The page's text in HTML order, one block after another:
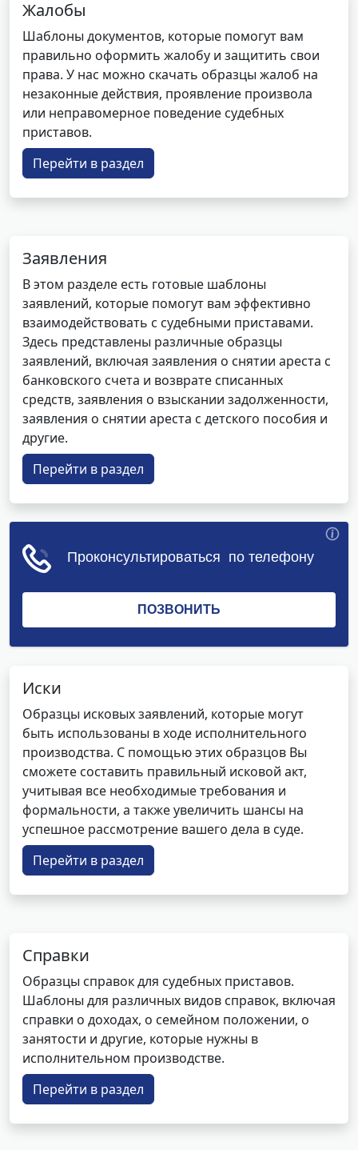
Жалобы
Шаблоны документов, которые помогут вам
правильно оформить жалобу и защитить свои
права. У нас можно скачать образцы жалоб на
незаконные действия, проявление произвола
или неправомерное поведение судебных
приставов.
Перейти в раздел
Заявления
В этом разделе есть готовые шаблоны
заявлений, которые помогут вам эффективно
взаимодействовать с судебными приставами.
Здесь представлены различные образцы
заявлений, включая заявления о снятии ареста с
банковского счета и возврате списанных
средств, заявления о взыскании задолженности,
заявления о снятии ареста с детского пособия и
другие.
Перейти в раздел
Иски
Образцы исковых заявлений, которые могут
быть использованы в ходе исполнительного
производства. С помощью этих образцов Вы
сможете составить правильный исковой акт,
учитывая все необходимые требования и
формальности, а также увеличить шансы на
успешное рассмотрение вашего дела в суде.
Перейти в раздел
Справки
Образцы справок для судебных приставов.
Шаблоны для различных видов справок, включая
справки о доходах, о семейном положении, о
занятости и другие, которые нужны в
исполнительном производстве.
Перейти в раздел